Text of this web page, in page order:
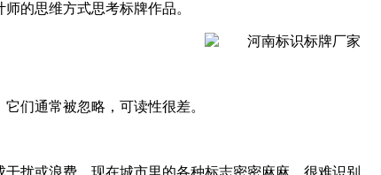
的思维方式思考标牌作品。
们通常被忽略，可读性很差。